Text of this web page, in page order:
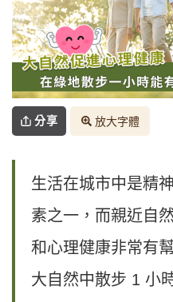
分享 放大字體
生活在城市中是精
素之一，而親近自
和心理健康非常有
大自然中散步 1 小